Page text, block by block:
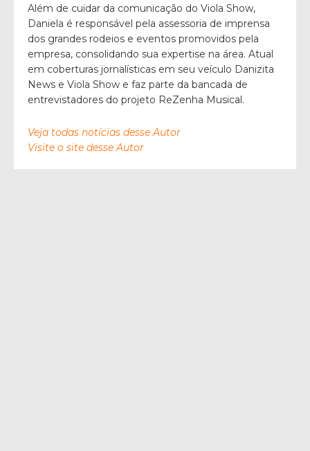
Além de cuidar da comunicação do Viola Show,
Daniela é responsável pela assessoria de imprensa
dos grandes rodeios e eventos promovidos pela
empresa, consolidando sua expertise na área. Atual
em coberturas jornalísticas em seu veículo Danizita
News e Viola Show e faz parte da bancada de
entrevistadores do projeto ReZenha Musical.
Veja todas notícias desse Autor
Visite o site desse Autor